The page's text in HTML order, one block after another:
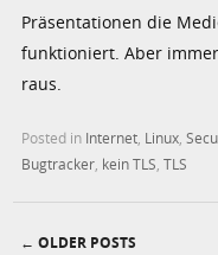
Präsentationen die
funktioniert. Aber
raus.
Posted in Internet Linux ,
Bugtracker kein TLS ,TLS
← OLDER POSTS